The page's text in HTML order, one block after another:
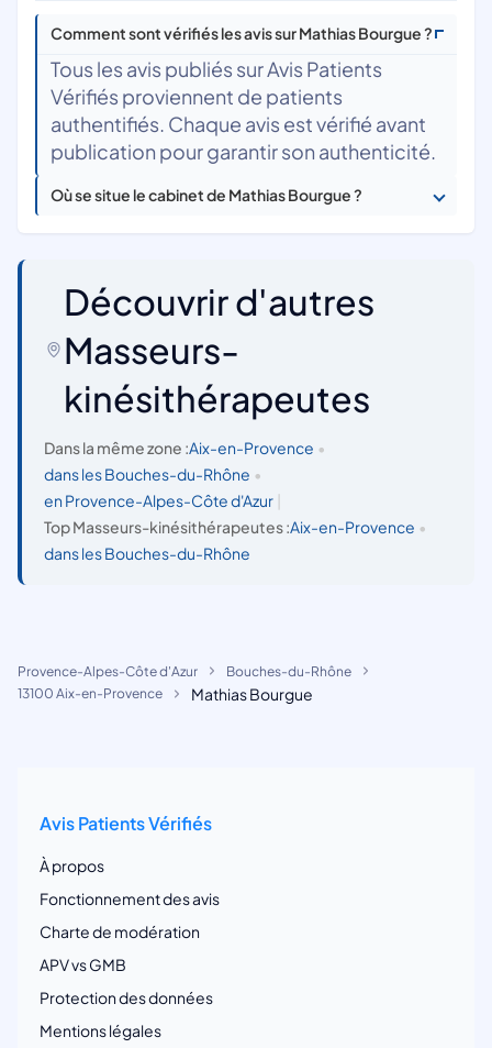
Comment sont vérifiés les avis sur Mathias Bourgue ?
Tous les avis publiés sur Avis Patients
Vérifiés proviennent de patients
authentifiés. Chaque avis est vérifié avant
publication pour garantir son authenticité.
Où se situe le cabinet de Mathias Bourgue ?
Découvrir d'autres
Masseurs-
kinésithérapeutes
Dans la même zone :Aix-en-Provence •
dans les Bouches-du-Rhône •
en Provence-Alpes-Côte d'Azur
Top Masseurs-kinésithérapeutes :Aix-en-Provence •
dans les Bouches-du-Rhône
Provence-Alpes-Côte d'Azur
Bouches-du-Rhône
13100 Aix-en-Provence
Mathias Bourgue
Avis Patients Vérifiés
À propos
Fonctionnement des avis
Charte de modération
APV vs GMB
Protection des données
Mentions légales